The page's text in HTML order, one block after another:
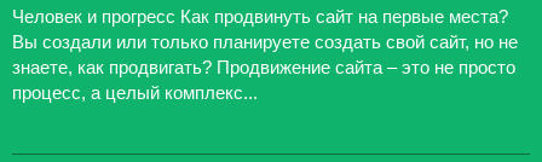
Человек и прогресс Как продвинуть сайт на первые места?
Вы создали или только планируете создать свой сайт, но не
знаете, как продвигать? Продвижение сайта – это не просто
процесс, а целый комплекс...